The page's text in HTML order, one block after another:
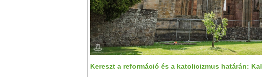
Kereszt a reformáció és a katolicizmus határán: